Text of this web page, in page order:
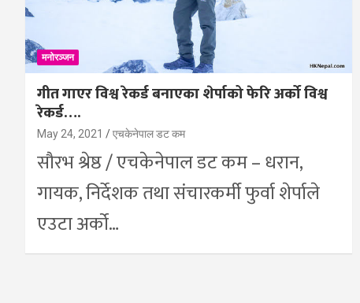
मनोरञ्जन
गीत गाएर विश्व रेकर्ड बनाएका शेर्पाको फेरि अर्को विश्व
रेकर्ड….
May 24, 2021 एचकेनेपाल डट कम
सौरभ श्रेष्ठ / एचकेनेपाल डट कम – धरान,
गायक, निर्देशक तथा संचारकर्मी फुर्वा शेर्पाले
एउटा अर्को…